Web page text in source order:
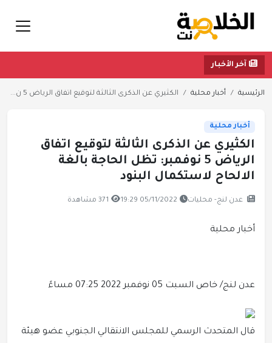
آخر الأخبار
الرئيسية أخبار محلية الكثيري عن ‏الذكرى الثالثة لتوقيع اتفاق الرياض 5 ن...
أخبار محلية
الكثيري عن ‏الذكرى الثالثة لتوقيع اتفاق
الرياض 5 نوفمبر: تظل الحاجة بالغة
الالحاح لاستكمال البنود
عدن لنج- محليات 05/11/2022 19:29 371 مشاهدة
أخبار محلية
عدن لنج/ خاص السبت 05 نوفمبر 2022 07:25 مساءً
قال المتحدث الرسمي للمجلس الانتقالي الجنوبي عضو هيئة